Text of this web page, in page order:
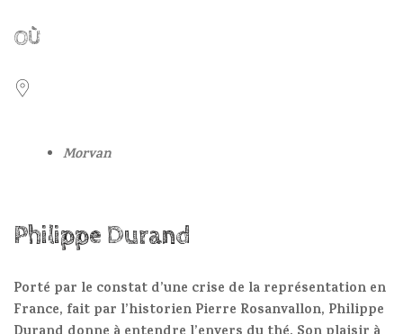
OÙ
Morvan
Philippe Durand
Porté par le constat d’une crise de la représentation en
France, fait par l’historien Pierre Rosanvallon, Philippe